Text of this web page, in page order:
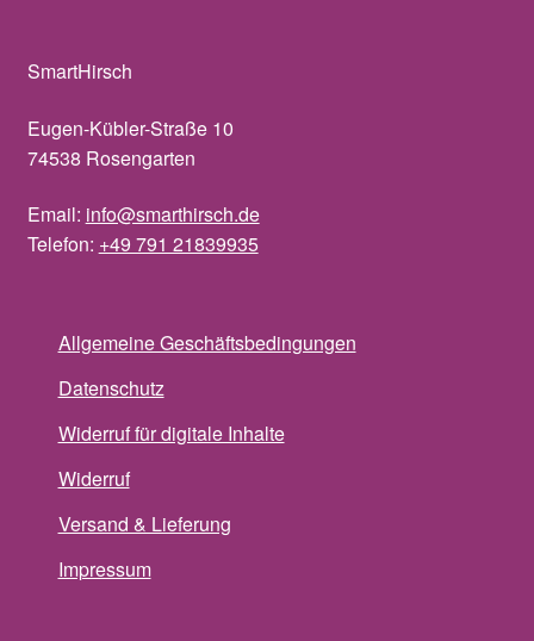
SmartHirsch
Eugen-Kübler-Straße 10
74538 Rosengarten
Email: info@smarthirsch.de
Telefon: +49 791 21839935
Allgemeine Geschäftsbedingungen
Datenschutz
Widerruf für digitale Inhalte
Widerruf
Versand & Lieferung
Impressum